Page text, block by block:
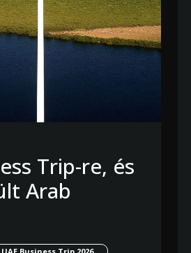
Trip-re, és
Arab